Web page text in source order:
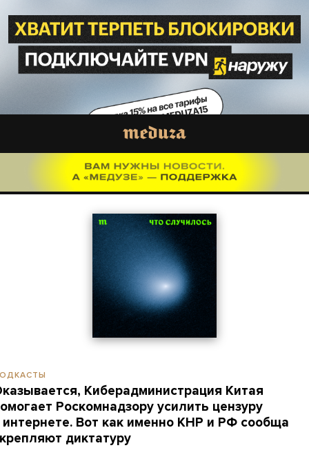
Киберадминистрация Китая
Роскомнадзору усилить цензуру
интернете. Вот как именно КНР и РФ сообща
диктатуру